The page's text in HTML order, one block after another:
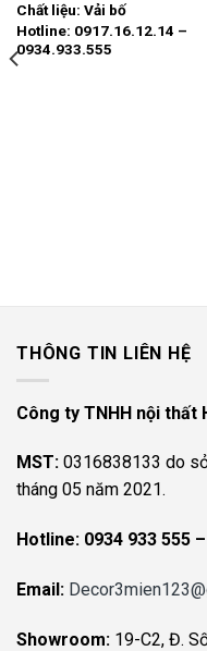
Chất liệu: Vải bố
Hotline: 0917.16.12.14 –
0934.933.555
THÔNG TIN LIÊN HỆ
Công ty TNHH nội thất
MST: 0316838133 do
tháng 05 năm 2021.
Hotline: 0934 933 555
Email:
Showroom: 19-C2, Đ.